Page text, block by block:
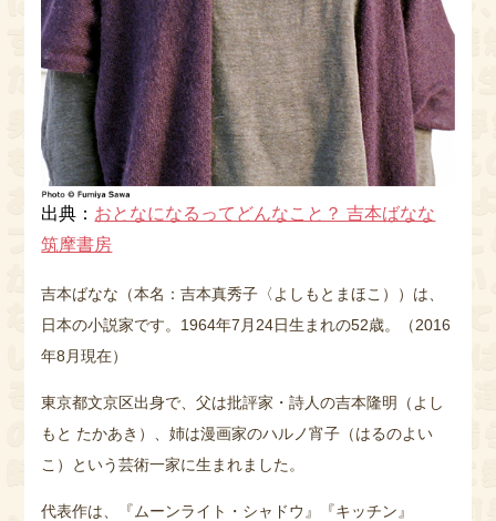
出典： おとなになるってどんなこと？ 吉本ばなな
筑摩書房
吉本ばなな（本名：吉本真秀子〈よしもとまほこ））は、
日本の小説家です。1964年7月24日生まれの52歳。（2016
年8月現在）
東京都文京区出身で、父は批評家・詩人の吉本隆明（よし
もと たかあき）、姉は漫画家のハルノ宵子（はるのよい
こ）という芸術一家に生まれました。
代表作は、『ムーンライト・シャドウ』『キッチン』